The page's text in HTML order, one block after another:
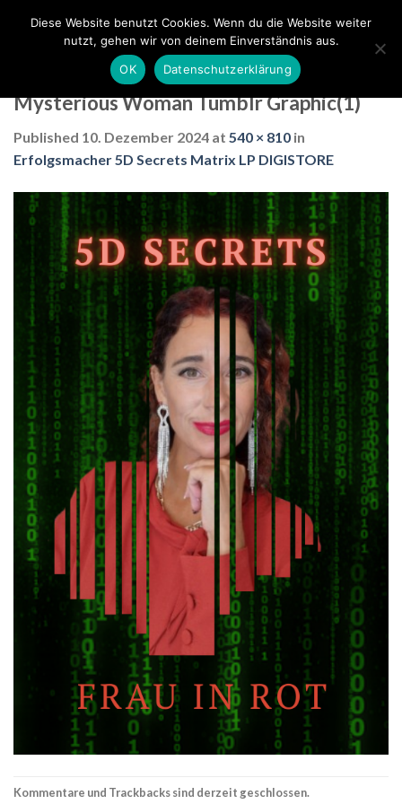
Mysterious Woman Tumblr Graphic(1)
Published 10. Dezember 2024 at 540 × 810 in
Erfolgsmacher 5D Secrets Matrix LP DIGISTORE
Kommentare und Trackbacks sind derzeit geschlossen.
Diese Website benutzt Cookies. Wenn du die Website weiter
nutzt, gehen wir von deinem Einverständnis aus.
OK
Datenschutzerklärung